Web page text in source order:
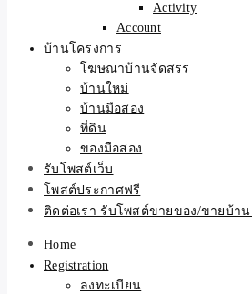
Activity
Account
บ้านโครงการ
โฆษณาบ้านจัดสรร
บ้านใหม่
บ้านมือสอง
ที่ดิน
ของมือสอง
รับโพสต์เว็บ
โพสต์ประกาศฟรี
ติดต่อเรา รับโพสต์ขายของ/ขายบ้า
Home
Registration
ลงทะเบียน